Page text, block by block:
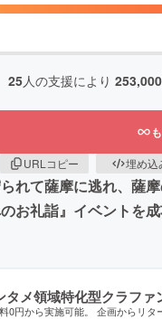
25人の支援により 253,000
URLコピー 埋め込
れて薩摩に逃れ、薩
お礼詣』イベントを成
タメ領域特化型クラファ
0円から実施可能。 企画からリタ